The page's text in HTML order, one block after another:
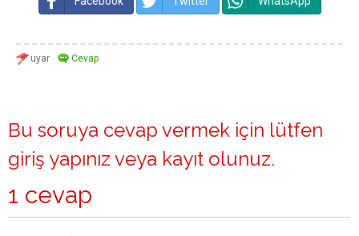
Bu soruya cevap vermek için lütfen
giriş yapınız veya kayıt olunuz.
1 cevap